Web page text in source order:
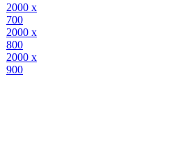
2000 х
700
2000 х
800
2000 х
900